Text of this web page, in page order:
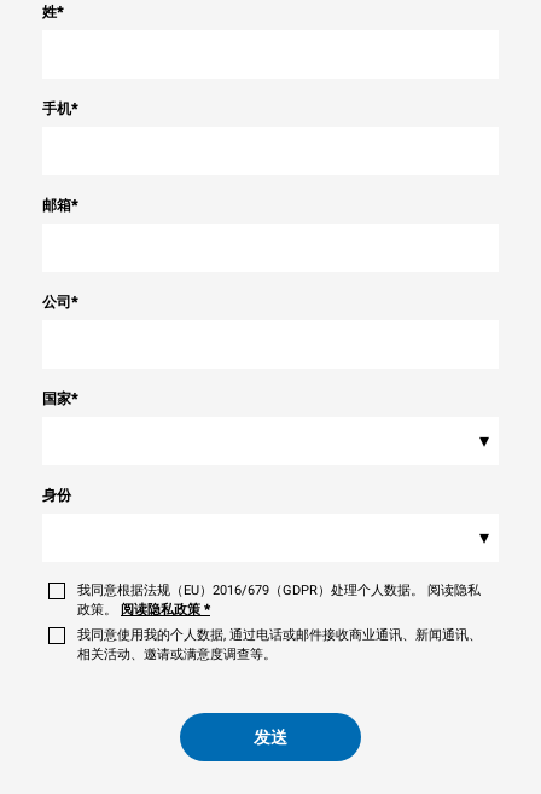
姓*
手机*
邮箱*
公司 *
国家*
▾
身份
▾
我同意根据法规（EU）2016/679（GDPR）处理个人数据。 阅读隐私
政策。
阅读隐私政策 *
我同意使用我的个人数据, 通过电话或邮件接收商业通讯、新闻通讯、
相关活动、邀请或满意度调查等。
发送